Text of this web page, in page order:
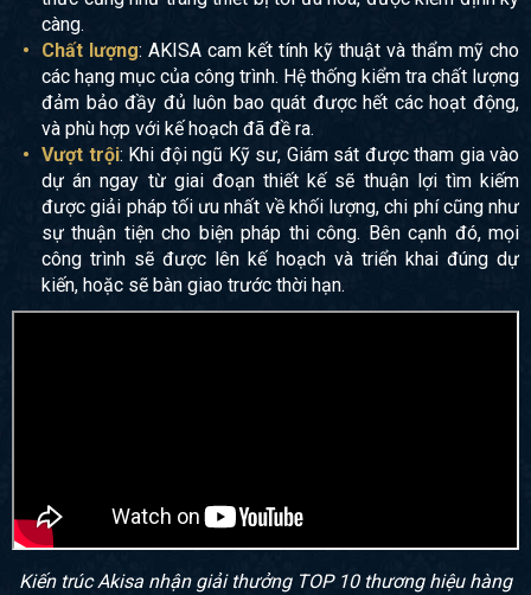
càng.
Chất lượng: AKISA cam kết tính kỹ thuật và thẩm mỹ cho
các hạng mục của công trình. Hệ thống kiểm tra chất lượng
đảm bảo đầy đủ luôn bao quát được hết các hoạt động,
và phù hợp với kế hoạch đã đề ra.
Vượt trội: Khi đội ngũ Kỹ sư, Giám sát được tham gia vào
dự án ngay từ giai đoạn thiết kế sẽ thuận lợi tìm kiếm
được giải pháp tối ưu nhất về khối lượng, chi phí cũng như
sự thuận tiện cho biện pháp thi công. Bên cạnh đó, mọi
công trình sẽ được lên kế hoạch và triển khai đúng dự
kiến, hoặc sẽ bàn giao trước thời hạn.
Kiến trúc Akisa nhận giải thưởng TOP 10 thương hiệu hàng